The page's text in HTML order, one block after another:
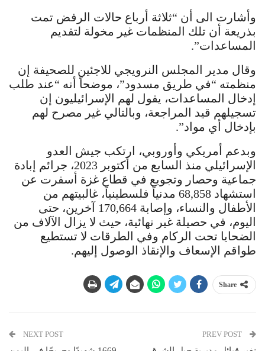
وأشارت الى أن “ثلاثة أرباع حالات الرفض تمت
بذريعة أن تلك المنظمات غير مخولة لتقديم
المساعدات”.
وقال مدير المجلس النرويجي للاجئين للصحيفة إن
منظمته “في طريق مسدود”، موضحاً أنه “عند طلب
إدخال المساعدات، يقول لهم الإسرائيليون إن
تسجيلهم قيد المراجعة، وبالتالي غير مصرح لهم
بإدخال أي مواد”.
وبدعم أمريكي وأوروبي، ارتكب جيش العدو
الإسرائيلي منذ السابع من أكتوبر 2023، جرائم إبادة
جماعية وحصار وتجويع في قطاع غزة أسفرت عن
استشهاد 68,858 مدنياً فلسطينياً، غالبيتهم من
الأطفال والنساء، وإصابة 170,664 آخرين، حتى
اليوم، في حصيلة غير نهائية، حيث لا يزال الآلاف من
الضحايا تحت الركام وفي الطرقات لا تستطيع
طواقم الإسعاف والإنقاذ الوصول إليهم.
Share
NEXT POST